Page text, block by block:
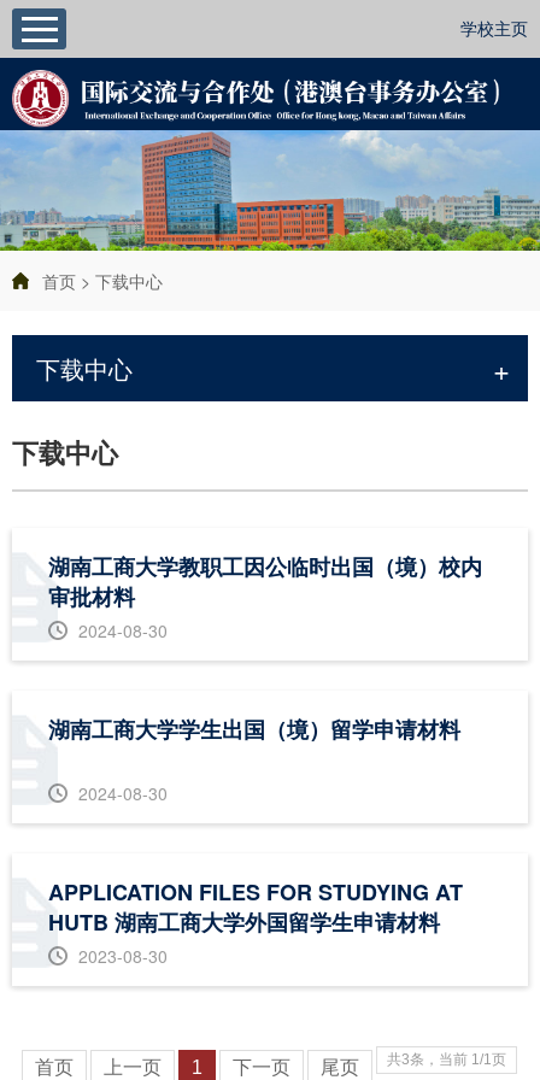
学校主页
首页 > 下载中心
下载中心 +
下载中心
湖南工商大学教职工因公临时出国（境）校内
审批材料
2024-08-30
湖南工商大学学生出国（境）留学申请材料
2024-08-30
APPLICATION FILES FOR STUDYING AT
HUTB 湖南工商大学外国留学生申请材料
2023-08-30
首页 上一页 1 下一页 尾页 共3条，当前 1/1页